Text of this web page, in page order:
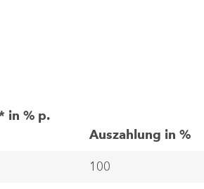
in % p.
Auszahlung in %
100